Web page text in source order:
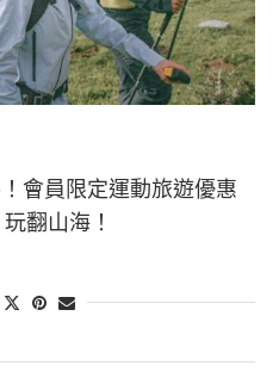
會員限定運動旅遊優惠
翻山海！